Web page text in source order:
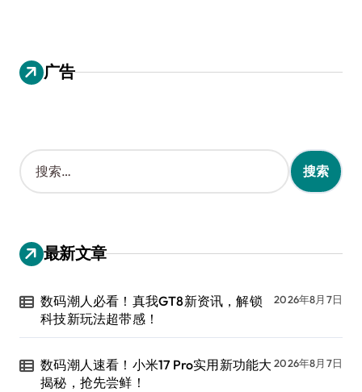
广告
搜
索
：
最新文章
数码潮人必看！真我GT8新资讯，解锁
科技新玩法超带感！
2026年8月7日
数码潮人速看！小米17 Pro实用新功能大
揭秘，抢先尝鲜！
2026年8月7日